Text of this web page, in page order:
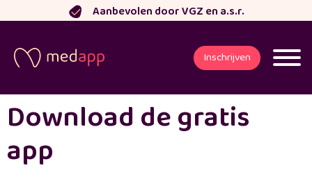
naar
inhoud
Aanbevolen door VGZ en a.s.r.
Inschrijven
Download de gratis
app